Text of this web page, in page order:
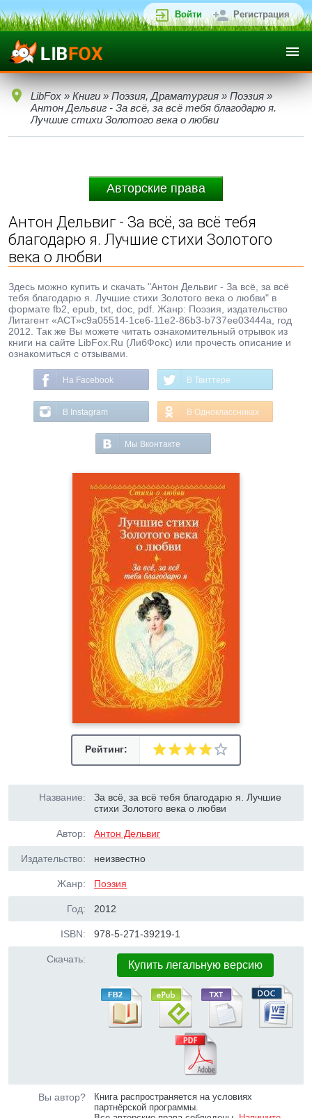
Войти Регистрация
LibFox » Книги » Поэзия, Драматургия » Поэзия »
Антон Дельвиг - За всё, за всё тебя благодарю я.
Лучшие стихи Золотого века о любви
Авторские права
Антон Дельвиг - За всё, за всё тебя
благодарю я. Лучшие стихи Золотого
века о любви
Здесь можно купить и скачать "Антон Дельвиг - За всё, за всё
тебя благодарю я. Лучшие стихи Золотого века о любви" в
формате fb2, epub, txt, doc, pdf. Жанр: Поэзия, издательство
Литагент «АСТ»c9a05514-1ce6-11e2-86b3-b737ee03444a, год
2012. Так же Вы можете читать ознакомительный отрывок из
книги на сайте LibFox.Ru (ЛибФокс) или прочесть описание и
ознакомиться с отзывами.
На Facebook В Твиттере
В Instagram В Одноклассниках
Мы Вконтакте
Рейтинг:
Название:
За всё, за всё тебя благодарю я. Лучшие
стихи Золотого века о любви
Автор: Антон Дельвиг
Издательство: неизвестно
Жанр: Поэзия
Год: 2012
ISBN: 978-5-271-39219-1
Скачать: Купить легальную версию
Вы автор?
Книга распространяется на условиях
партнёрской программы.